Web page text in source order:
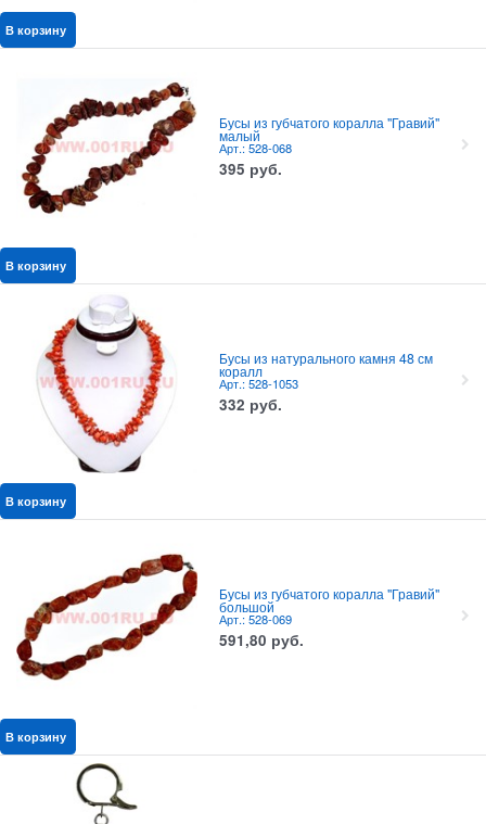
В корзину
Бусы из губчатого коралла "Гравий"
малый
Арт.: 528-068
395 руб.
В корзину
Бусы из натурального камня 48 см
коралл
Арт.: 528-1053
332 руб.
В корзину
Бусы из губчатого коралла "Гравий"
большой
Арт.: 528-069
591,80 руб.
В корзину